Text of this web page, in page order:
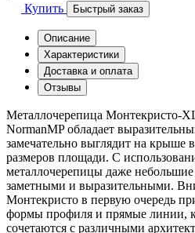
Купить Быстрый заказ
Описание
Характеристики
Доставка и оплата
Отзывы
Металлочерепица Монтекристо-
NormanMP обладает
замечательно выглядит на крыше
размеров площади. С
металлочерепицы даже
заметными и выразительными.
Монтекристо в первую очередь
формы профиля и прямые линии,
сочетаются с различными